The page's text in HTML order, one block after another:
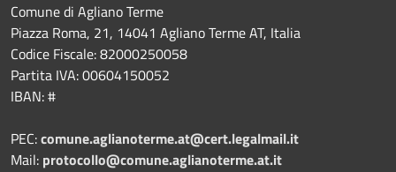
Comune di Agliano Terme
Piazza Roma, 21, 14041 Agliano Terme AT, Italia
Codice Fiscale: 82000250058
Partita IVA: 00604150052
IBAN: #
PEC:comune.aglianoterme.at@cert.legalmail.it
Mail: protocollo@comune.aglianoterme.at.it